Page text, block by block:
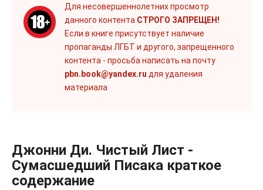
Для несовершеннолетних просмотр
данного контента СТРОГО ЗАПРЕЩЕН!
Если в книге присутствует наличие
пропаганды ЛГБТ и другого, запрещенного
контента - просьба написать на почту
pbn.book@yandex.ru для удаления
материала
Джонни Ди. Чистый Лист -
Сумасшедший Писака краткое
содержание